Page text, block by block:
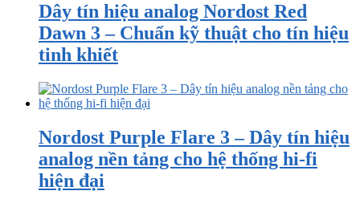
Dây tín hiệu analog Nordost Red
Dawn 3 – Chuẩn kỹ thuật cho tín hiệu
tinh khiết
Nordost Purple Flare 3 – Dây tín hiệu
analog nền tảng cho hệ thống hi-fi
hiện đại